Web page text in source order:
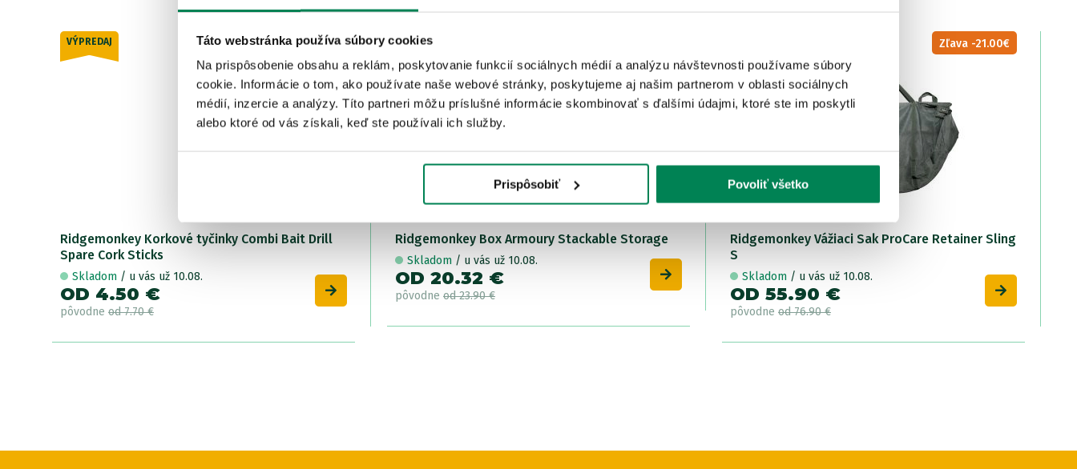
Táto webstránka používa súbory cookies
Na prispôsobenie obsahu a reklám, poskytovanie funkcií sociálnych médií a analýzu návštevnosti používame súbory
cookie. Informácie o tom, ako používate naše webové stránky, poskytujeme aj našim partnerom v oblasti sociálnych
médií, inzercie a analýzy. Títo partneri môžu príslušné informácie skombinovať s ďalšími údajmi, ktoré ste im poskytli
alebo ktoré od vás získali, keď ste používali ich služby.
Prispôsobiť Povoliť všetko
VÝPREDAJ Akcia -42%
2 varianty
Ridgemonkey Korkové tyčinky Combi Bait Drill
Spare Cork Sticks
Skladom / u vás už 10.08.
OD 4.50 €
pôvodne od 7.70 €
LETNÝ VÝPREDAJ
3 varianty
Ridgemonkey Box Armoury Stackable Storage
Skladom / u vás už 10.08.
OD 20.32 €
pôvodne od 23.90 €
Zľava -21.00€
Ridgemonkey Vážiaci Sak ProCare Retainer Sling
S
Skladom / u vás už 10.08.
OD 55.90 €
pôvodne od 76.90 €